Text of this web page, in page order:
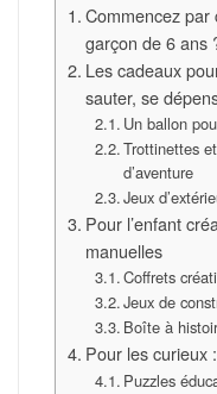
Commencez par
garçon de 6 ans
Les cadeaux
sauter, se
Un ballon
Trottinettes
d’aventure
Jeux
Pour l’enfant
manuelles
Coffrets
Jeux de
Boîte à
Pour les curieux
Puzzles